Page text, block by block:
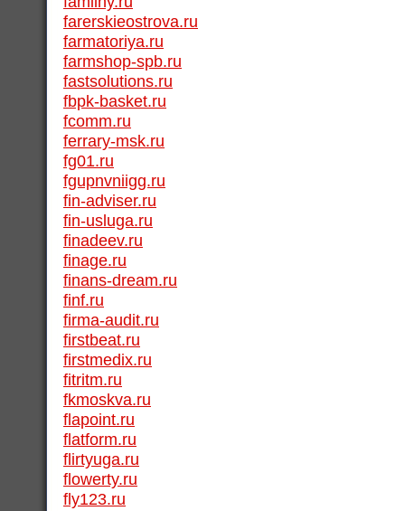
farerskieostrova.ru
farmatoriya.ru
farmshop-spb.ru
fastsolutions.ru
fbpk-basket.ru
fcomm.ru
ferrary-msk.ru
fg01.ru
fgupnvniigg.ru
fin-adviser.ru
fin-usluga.ru
finadeev.ru
finage.ru
finans-dream.ru
finf.ru
firma-audit.ru
firstbeat.ru
firstmedix.ru
fitritm.ru
fkmoskva.ru
flapoint.ru
flatform.ru
flirtyuga.ru
flowerty.ru
fly123.ru